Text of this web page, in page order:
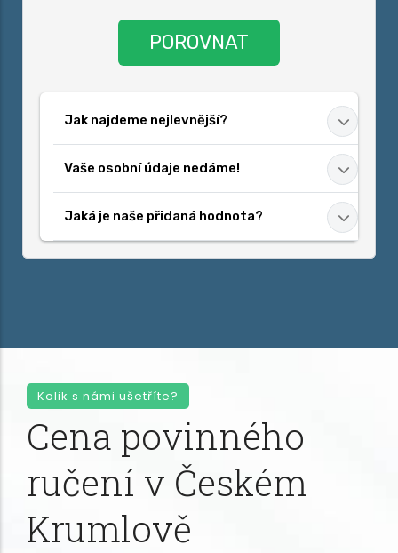
Jak najdeme nejlevnější?
Vaše osobní údaje nedáme!
Jaká je naše přidaná hodnota?
Kolik s námi ušetříte?
Cena povinného
ručení v Českém
Krumlově